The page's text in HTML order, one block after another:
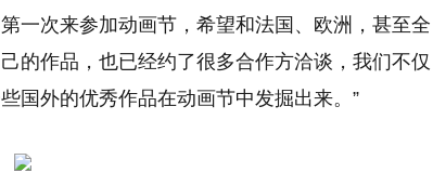
一次来参加动画节，希望和法国、欧洲，甚至全
的作品，也已经约了很多合作方洽谈，我们不仅
国外的优秀作品在动画节中发掘出来。”